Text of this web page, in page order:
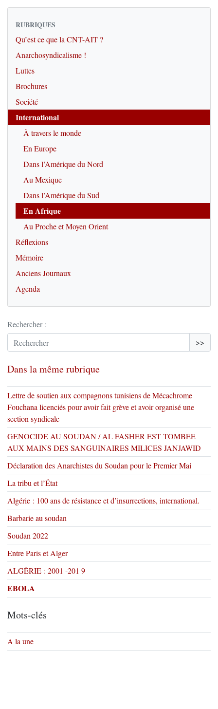
RUBRIQUES
Qu’est ce que la CNT-AIT ?
Anarchosyndicalisme !
Luttes
Brochures
Société
International
À travers le monde
En Europe
Dans l’Amérique du Nord
Au Mexique
Dans l’Amérique du Sud
En Afrique
Au Proche et Moyen Orient
Réflexions
Mémoire
Anciens Journaux
Agenda
Rechercher :
>>
Dans la même rubrique
Lettre de soutien aux compagnons tunisiens de Mécachrome
Fouchana licenciés pour avoir fait grève et avoir organisé une
section syndicale
GENOCIDE AU SOUDAN / AL FASHER EST TOMBEE
AUX MAINS DES SANGUINAIRES MILICES JANJAWID
Déclaration des Anarchistes du Soudan pour le Premier Mai
La tribu et l’État
Algérie : 100 ans de résistance et d’insurrections, international.
Barbarie au soudan
Soudan 2022
Entre Paris et Alger
ALGÉRIE : 2001 -201 9
EBOLA
Mots-clés
A la une